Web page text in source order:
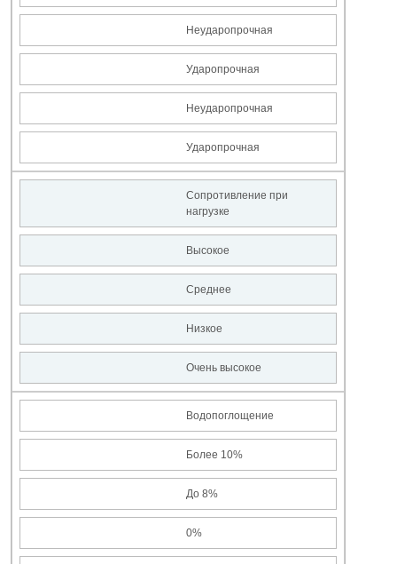
Неударопрочная
Ударопрочная
Неударопрочная
Ударопрочная
Сопротивление при
нагрузке
Высокое
Среднее
Низкое
Очень высокое
Водопоглощение
Более 10%
До 8%
0%